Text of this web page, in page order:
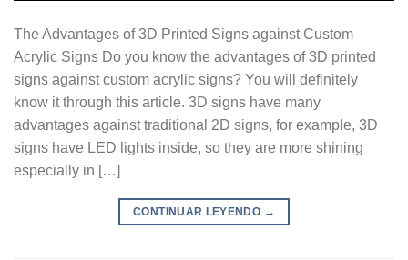
The Advantages of 3D Printed Signs against Custom
Acrylic Signs Do you know the advantages of 3D printed
signs against custom acrylic signs? You will definitely
know it through this article. 3D signs have many
advantages against traditional 2D signs, for example, 3D
signs have LED lights inside, so they are more shining
especially in […]
CONTINUAR LEYENDO →